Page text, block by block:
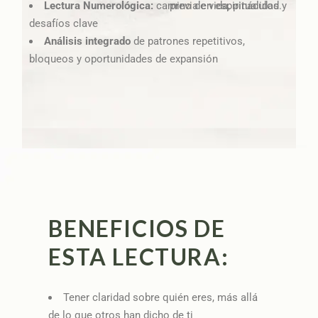
Lectura Numerológica: camino de vida, pináculos y
desafíos clave
Análisis integrado de patrones repetitivos,
bloqueos y oportunidades de expansión
previa en espiritualidad.
BENEFICIOS DE
ESTA LECTURA:
Tener claridad sobre quién eres, más allá
de lo que otros han dicho de ti